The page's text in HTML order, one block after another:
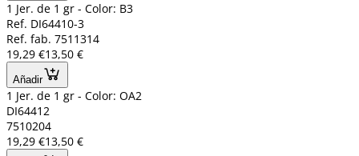
1 Jer. de 1 gr - Color: B3
Ref. DI64410-3
Ref. fab. 7511314
19,29 €13,50 €
Añadir
1 Jer. de 1 gr - Color: OA2
DI64412
7510204
19,29 €13,50 €